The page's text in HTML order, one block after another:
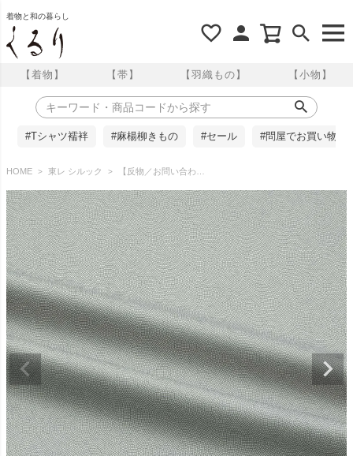
着物と和の暮らし
【着物】 【帯】 【羽織もの】 【小物】
#Tシャツ襦袢 #麻楊柳きもの #セール #問屋でお買い物
HOME 東レ シルック 【反物／お問い合わせ商品】東レシルック 江戸小紋 鮫万筋